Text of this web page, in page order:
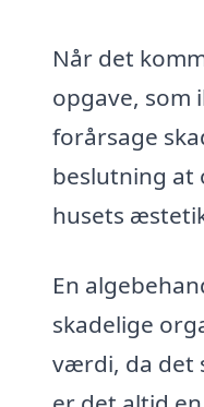
Når det
opgave, som
forårsage
beslutning at
husets
En
skadelige
værdi, da det